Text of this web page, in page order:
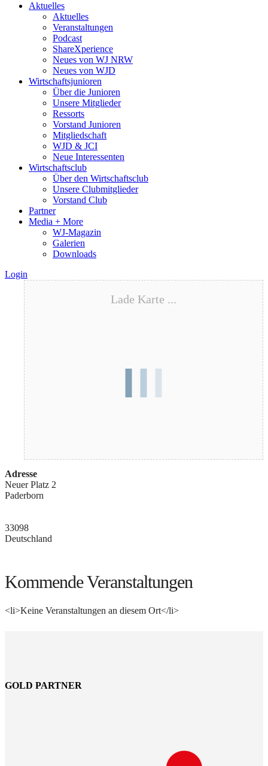
Aktuelles
Aktuelles
Veranstaltungen
Podcast
ShareXperience
Neues von WJ NRW
Neues von WJD
Wirtschaftsjunioren
Über die Junioren
Unsere Mitglieder
Ressorts
Vorstand Junioren
Mitgliedschaft
WJD & JCI
Neue Interessenten
Wirtschaftsclub
Über den Wirtschaftsclub
Unsere Clubmitglieder
Vorstand Club
Partner
Media + More
WJ-Magazin
Galerien
Downloads
Login
Lade Karte ...
Adresse
Neuer Platz 2
Paderborn
33098
Deutschland
Kommende Veranstaltungen
<li>Keine Veranstaltungen an diesem Ort</li>
GOLD PARTNER